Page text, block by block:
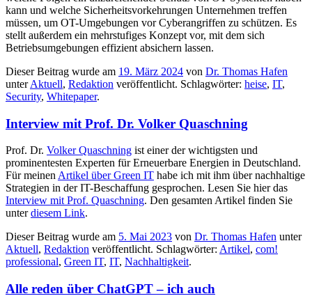
kann und welche Sicherheitsvorkehrungen Unternehmen treffen
müssen, um OT-Umgebungen vor Cyberangriffen zu schützen. Es
stellt außerdem ein mehrstufiges Konzept vor, mit dem sich
Betriebsumgebungen effizient absichern lassen.
Dieser Beitrag wurde am 19. März 2024 von Dr. Thomas Hafen
unterAktuell, Redaktion veröffentlicht. Schlagwörter: heise, IT,
Security, Whitepaper.
Interview mit Prof. Dr. Volker Quaschning
Prof. Dr. Volker Quaschning ist einer der wichtigsten und
prominentesten Experten für Erneuerbare Energien in Deutschland.
Für meinen Artikel über Green IT habe ich mit ihm über nachhaltige
Strategien in der IT-Beschaffung gesprochen. Lesen Sie hier das
Interview mit Prof. Quaschning. Den gesamten Artikel finden Sie
unterdiesem Link.
Dieser Beitrag wurde am 5. Mai 2023 von Dr. Thomas Hafen unter
Aktuell, Redaktion veröffentlicht. Schlagwörter: Artikel, com!
professional, Green IT, IT, Nachhaltigkeit.
Alle reden über ChatGPT – ich auch